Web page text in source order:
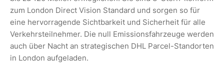
zum London Direct Vision Standard und sorgen so für
eine hervorragende Sichtbarkeit und Sicherheit für alle
Verkehrsteilnehmer. Die null Emissionsfahrzeuge werden
auch über Nacht an strategischen DHL Parcel-Standorten
in London aufgeladen.